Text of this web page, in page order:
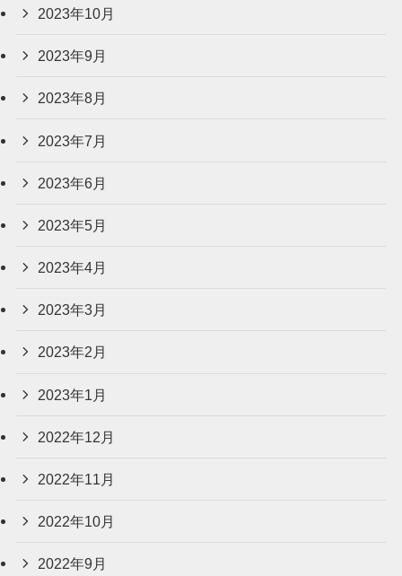
2023年10月
2023年9月
2023年8月
2023年7月
2023年6月
2023年5月
2023年4月
2023年3月
2023年2月
2023年1月
2022年12月
2022年11月
2022年10月
2022年9月